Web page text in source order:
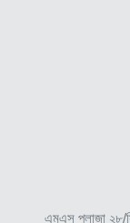
এমএস প্লাজা ২৮/